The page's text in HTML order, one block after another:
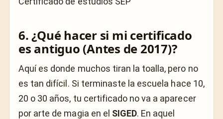
6. ¿Qué hacer si mi certificado
es antiguo (Antes de 2017)?
Aquí es donde muchos tiran la toalla, pero no
es tan difícil. Si terminaste la escuela hace 10,
20 o 30 años, tu certificado no va a aparecer
por arte de magia en el SIGED. En aquel